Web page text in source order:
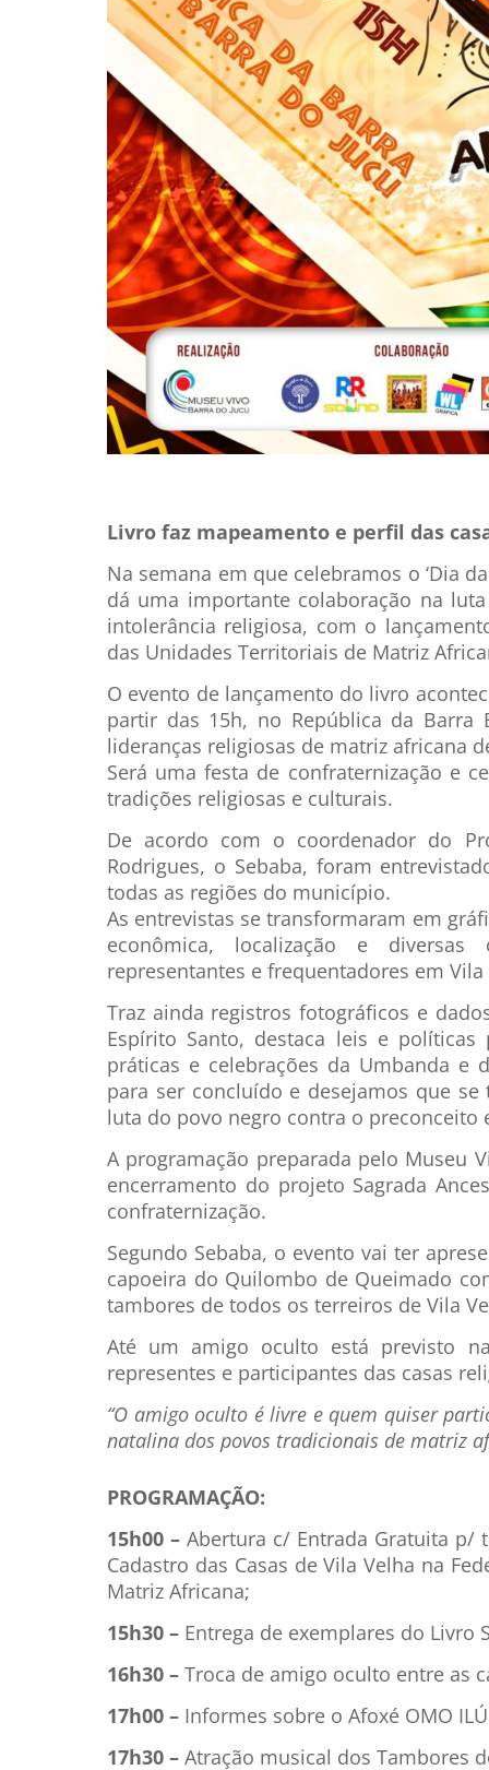
Livro faz mapeamento e perfil das
Na semana em que celebramos o ‘Dia
dá uma importante colaboração na
intolerância religiosa, com o
das Unidades Territoriais de Matriz
O evento de lançamento do livro
partir das 15h, no República da
lideranças religiosas de matriz africana
Será uma festa de confraternização e
tradições religiosas e culturais.
De acordo com o coordenador do
Rodrigues, o Sebaba, foram
todas as regiões do município.
As entrevistas se transformaram em
econômica, localização e
representantes e frequentadores em Vila
Traz ainda registros fotográficos e
Espírito Santo, destaca leis e
práticas e celebrações da Umbanda e
para ser concluído e desejamos que
luta do povo negro contra o preconceito
A programação preparada pelo Museu
encerramento do projeto Sagrada
confraternização.
Segundo Sebaba, o evento vai ter
capoeira do Quilombo de Queimado
tambores de todos os terreiros de Vila
Até um amigo oculto está previsto
representes e participantes das casas
“O amigo oculto é livre e quem quiser
natalina dos povos tradicionais de matriz
PROGRAMAÇÃO:
15h00 –Abertura c/ Entrada Gratuita p/
Cadastro das Casas de Vila Velha na
Matriz Africana;
15h30 – Entrega de exemplares do Livro
16h30 – Troca de amigo oculto entre as
17h00 – Informes sobre o Afoxé OMO
17h30 – Atração musical dos Tambores